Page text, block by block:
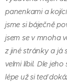
panenkami a
jsme si báječně
jsem se v mnoha
z jiné stránky a já
velmi líbil. Dle
lépe už si teď